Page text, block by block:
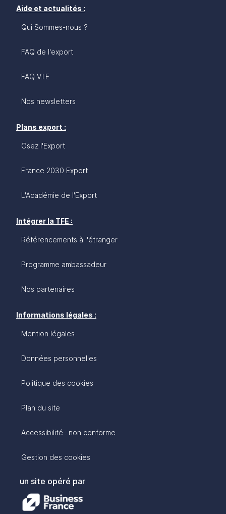
Aide et actualités :
Qui Sommes-nous ?
FAQ de l'export
FAQ V.I.E
Nos newsletters
Plans export :
Osez l'Export
France 2030 Export
L'Académie de l'Export
Intégrer la TFE :
Référencements à l'étranger
Programme ambassadeur
Nos partenaires
Informations légales :
Mention légales
Données personnelles
Politique des cookies
Plan du site
Accessibilité : non conforme
Gestion des cookies
un site opéré par